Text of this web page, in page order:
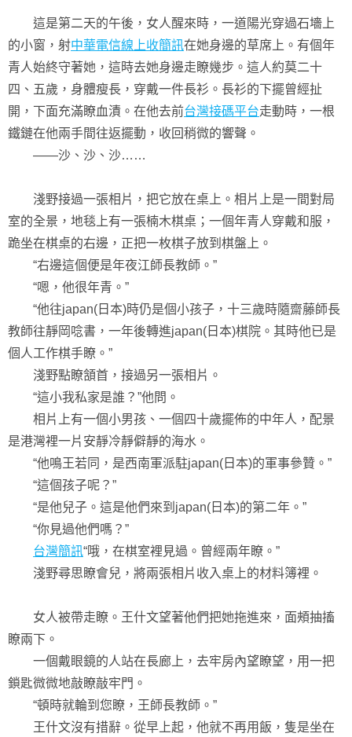
這是第二天的午後，女人醒來時，一道陽光穿過石墻上
的小窗，射中華電信線上收簡訊在她身邊的草席上。有個年
青人始終守著她，這時去她身邊走瞭幾步。這人約莫二十
四、五歲，身體瘦長，穿戴一件長衫。長衫的下擺曾經扯
開，下面充滿瞭血漬。在他去前台灣接碼平台走動時，一根
鐵鏈在他兩手間往返擺動，收回稍微的響聲。
——沙、沙、沙……
淺野接過一張相片，把它放在桌上。相片上是一間對局
室的全景，地毯上有一張楠木棋桌；一個年青人穿戴和服，
跪坐在棋桌的右邊，正把一枚棋子放到棋盤上。
“右邊這個便是年夜江師長教師。”
“嗯，他很年青。”
“他往japan(日本)時仍是個小孩子，十三歲時隨齋藤師長
教師往靜岡唸書，一年後轉進japan(日本)棋院。其時他已是
個人工作棋手瞭。”
淺野點瞭頷首，接過另一張相片。
“這小我私家是誰？”他問。
相片上有一個小男孩、一個四十歲擺佈的中年人，配景
是港灣裡一片安靜冷靜僻靜的海水。
“他鳴王若同，是西南軍派駐japan(日本)的軍事參贊。”
“這個孩子呢？”
“是他兒子。這是他們來到japan(日本)的第二年。”
“你見過他們嗎？”
台灣簡訊“哦，在棋室裡見過。曾經兩年瞭。”
淺野尋思瞭會兒，將兩張相片收入桌上的材料簿裡。
女人被帶走瞭。王什文望著他們把她拖進來，面頰抽搐
瞭兩下。
一個戴眼鏡的人站在長廊上，去牢房內望瞭望，用一把
鎖匙微微地敲瞭敲牢門。
“頓時就輪到您瞭，王師長教師。”
王什文沒有措辭。從早上起，他就不再用飯，隻是坐在